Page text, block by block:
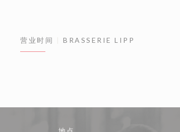
营业时间 BRASSERIE LIPP